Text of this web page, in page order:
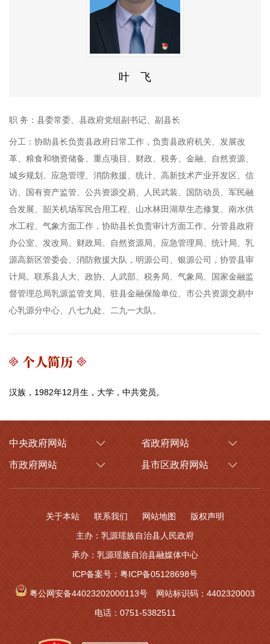
叶 飞
职 务： 县委常委、县政府党组副书记、副县长
分工： 协助县长负责县政府日常工作，负责县政府机关、发展改
革、粮食和物资储备、重点项目、财政、税务、金融、自然资源、
城乡规划、应急管理、消防救援、统计、高新技术产业开发区、信
访、国有资产监管、公共资源交易、人民武装、国防动员、军民融
合发展、韶关机场军民合用工程、山水林田湖草生态修复、南水供
水工程、气象方面工作，协助县长负责审计方面工作。分管县政府
办公室、发改局、财政局、自然资源局、应急管理局、统计局、乳
源高新区管委会、消防救援大队，明源公司、银源公司，协管县审
计局。联系县人大、政协、人武部、税务局、气象局、国家金融监
督管理总局乳源监管支局、驻县金融保险单位、市公共资源交易中
心乳源分中心、八七九处、二九一大队。
个人简历
汉族，1982年12月生，大学，中共党员。
中央政府网站 省政府网站
市政府网站 县市区政府网站
关于本站 联系我们 网站地图
版权声明
主办：乳源瑶族自治县人民政府
承办：乳源瑶族自治县融媒体中心
ICP备案号：粤ICP备05128698号
粤公网安备44023202000113号
网站标识码：4402320003
电话：0751-5382511